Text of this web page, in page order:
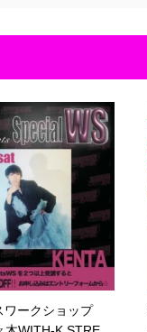
ワークショップ